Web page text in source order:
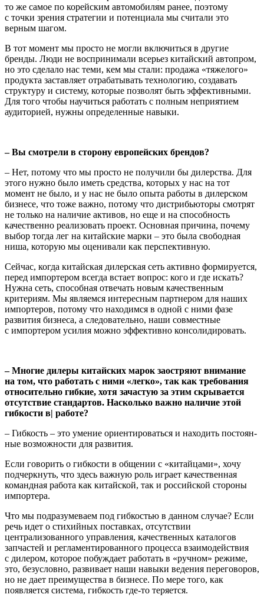
то же самое по корейским автомобилям ранее, поэтому
с точки зрения стратегии и потенциала мы считали это
верным шагом.
В тот момент мы просто не могли включиться в другие
бренды. Люди не воспринимали всерьез китайский автопром,
но это сдела­ло нас теми, кем мы стали: продажа «тяжелого»
продукта заставляет отрабатывать технологию, создавать
структуру и систему, которые позволят быть эффективными.
Для того чтобы научиться работать с полным неприятием
аудиторией, нужны определенные навыки.
– Вы смотрели в сторону европейских брендов?
– Нет, потому что мы просто не получили бы дилерства. Для
этого нужно было иметь средства, которых у нас на тот
момент не было, и у нас не было опыта работы в дилерском
бизнесе, что тоже важно, потому что дистрибьюторы смотрят
не только на наличие активов, но еще и на способность
качественно реализовать проект. Основная причина, почему
выбор тогда лег на китайские марки – это была свободная
ниша, которую мы оценивали как перспективную.
Сейчас, когда китайская дилерская сеть активно формируется,
перед импортером всегда встает вопрос: кого и где искать?
Нужна сеть, способная отвечать новым качественным
критериям. Мы являемся интересным партнером для наших
импортеров, потому что находимся в одной с ними фазе
развития бизнеса, а следова­тельно, наши совместные
с импортером усилия можно эффектив­но консолидировать.
– Многие дилеры китайских марок заостряют внимание
на том, что работать с ними «легко», так как требования
относи­тельно гибкие, хотя зачастую за этим скрывается
отсутствие стандартов. Насколько важно наличие этой
гибкости в| рабо­те?
– Гибкость – это умение ориентироваться и находить постоян­
ные возможности для развития.
Если говорить о гибкости в общении с «китайцами», хочу
подчер­кнуть, что здесь важную роль играет качественная
командная работа как китайской, так и российской стороны
импортера.
Что мы подразумеваем под гибкостью в данном случае? Если
речь идет о стихийных поставках, отсутствии
централизованного управления, качественных каталогов
запчастей и регламентиро­ванного процесса взаимодействия
с дилером, которое побуждает работать в «ручном» режиме,
это, безусловно, развивает наши навыки ведения переговоров,
но не дает преимущества в бизнесе. По мере того, как
появляется система, гибкость где-то теряется.